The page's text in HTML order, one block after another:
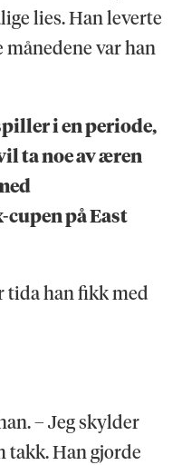
lies. Han leverte
månedene var han
i en periode,
ta noe av æren
cupen på East
tida han fikk med
– Jeg skylder
takk. Han gjorde